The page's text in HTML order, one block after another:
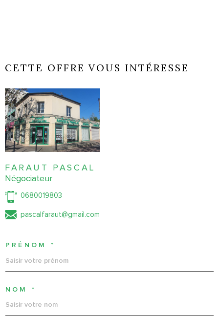
CETTE OFFRE VOUS INTÉRESSE
FARAUT PASCAL
Négociateur
0680019803
pascalfaraut@gmail.com
PRÉNOM *
NOM *